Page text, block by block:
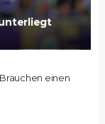
einen